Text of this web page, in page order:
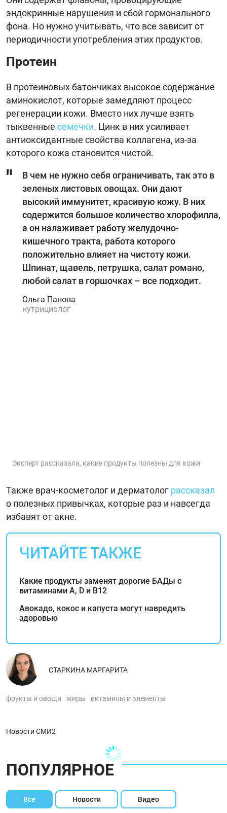
эндокринные нарушения и сбой гормонального
фона. Но нужно учитывать, что все зависит от
периодичности употребления этих продуктов.
Протеин
В протеиновых батончиках высокое содержание
аминокислот, которые замедляют процесс
регенерации кожи. Вместо них лучше взять
тыквенные семечки. Цинк в них усиливает
антиоксидантные свойства коллагена, из-за
которого кожа становится чистой.
В чем не нужно себя ограничивать, так это в
зеленых листовых овощах. Они дают
высокий иммунитет, красивую кожу. В них
содержится большое количество хлорофилла,
а он налаживает работу желудочно-
кишечного тракта, работа которого
положительно влияет на чистоту кожи.
Шпинат, щавель, петрушка, салат романо,
любой салат в горшочках – все подходит.
Ольга Панова
нутрициолог
Эксперт рассказала, какие продукты полезны для кожи
Также врач-косметолог и дерматолог рассказал
о полезных привычках, которые раз и навсегда
избавят от акне.
ЧИТАЙТЕ ТАКЖЕ
Какие продукты заменят дорогие БАДы с
витаминами А, D и В12
Авокадо, кокос и капуста могут навредить
здоровью
СТАРКИНА МАРГАРИТА
фрукты и овощи жиры витамины и элементы
Новости СМИ2
ПОПУЛЯРНОЕ
Все Новости Видео